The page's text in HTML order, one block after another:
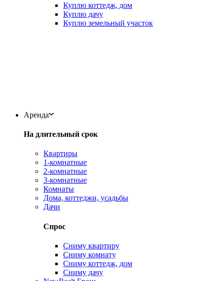
Куплю коттедж, дом
Куплю дачу
Куплю земельный участок
Аренда
На длительный срок
Квартиры
1-комнатные
2-комнатные
3-комнатные
Комнаты
Дома, коттеджи, усадьбы
Дачи
Спрос
Сниму квартиру
Сниму комнату
Сниму коттедж, дом
Сниму дачу